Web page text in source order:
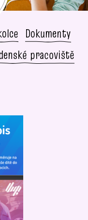
Dokumenty
pracoviště